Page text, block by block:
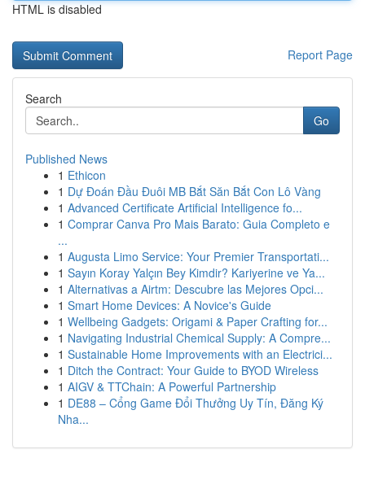
HTML is disabled
Report Page
Search
Go
Published News
1 Ethicon
1 Dự Đoán Đầu Đuôi MB Bắt Săn Bắt Con Lô Vàng
1 Advanced Certificate Artificial Intelligence fo...
1 Comprar Canva Pro Mais Barato: Guia Completo e
...
1 Augusta Limo Service: Your Premier Transportati...
1 Sayın Koray Yalçın Bey Kimdir? Kariyerine ve Ya...
1 Alternativas a Airtm: Descubre las Mejores Opci...
1 Smart Home Devices: A Novice's Guide
1 Wellbeing Gadgets: Origami & Paper Crafting for...
1 Navigating Industrial Chemical Supply: A Compre...
1 Sustainable Home Improvements with an Electrici...
1 Ditch the Contract: Your Guide to BYOD Wireless
1 AIGV & TTChain: A Powerful Partnership
1 DE88 – Cổng Game Đổi Thưởng Uy Tín, Đăng Ký
Nha...